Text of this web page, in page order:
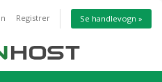
Registrer Se handlevogn »